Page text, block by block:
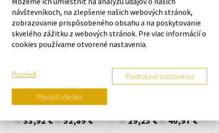
Od 30ml - do 100ml
Na sklade
od33,92 €do52,89 €
Woman Parfémovaná voda
Od 30ml - do 100ml
od29,25 €do40,97 €
návštevníkoch, na zlepšenie našich webových stránok,
zobrazovanie prispôsobeného obsahu a na poskytovanie
skvelého zážitku z webových stránok. Pre viac informácií o
cookies používame otvorené nastavenia.
Poprieť Podrobné nastavenia
Povoliť všetko